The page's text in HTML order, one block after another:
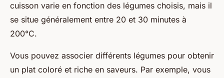
cuisson varie en fonction des légumes choisis, mais il
se situe généralement entre 20 et 30 minutes à
200°C.
Vous pouvez associer différents légumes pour obtenir
un plat coloré et riche en saveurs. Par exemple, vous